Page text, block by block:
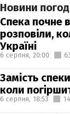
Новини
Спека почне
розповіли,
Україні
6 серпня, 20:00
Замість
коли
6 серпня, 18:53